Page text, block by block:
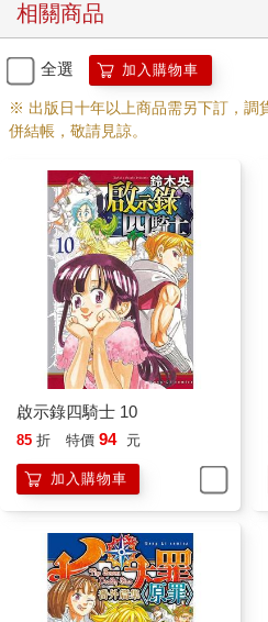
相關商品
全選 加入購物車
※ 出版日十年以上商品需另下訂，調
併結帳，敬請見諒。
啟示錄四騎士 10
85 折 特價 94 元
加入購物車